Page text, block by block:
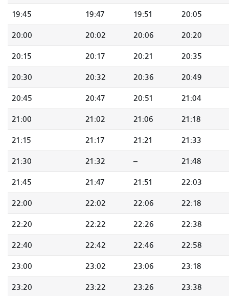
19:45 19:47 19:51 20:05
20:00 20:02 20:06 20:20
20:15 20:17 20:21 20:35
20:30 20:32 20:36 20:49
20:45 20:47 20:51 21:04
21:00 21:02 21:06 21:18
21:15 21:17 21:21 21:33
21:30 21:32 -- 21:48
21:45 21:47 21:51 22:03
22:00 22:02 22:06 22:18
22:20 22:22 22:26 22:38
22:40 22:42 22:46 22:58
23:00 23:02 23:06 23:18
23:20 23:22 23:26 23:38